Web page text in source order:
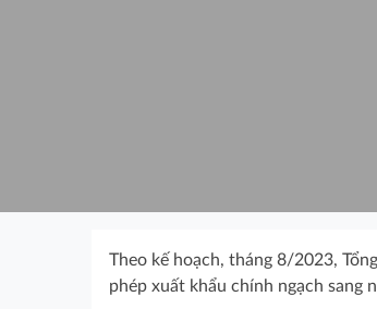
Theo kế hoạch, tháng 8/2023,
phép xuất khẩu chính ngạch sang